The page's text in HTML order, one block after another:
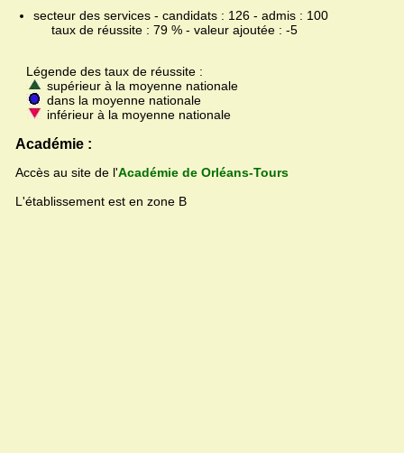
secteur des services - candidats : 126 - admis : 100
taux de réussite : 79 % - valeur ajoutée : -5
Légende des taux de réussite :
supérieur à la moyenne nationale
dans la moyenne nationale
inférieur à la moyenne nationale
Académie :
Accès au site de l'Académie de Orléans-Tours
L'établissement est en zone B